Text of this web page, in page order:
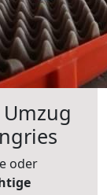
oder